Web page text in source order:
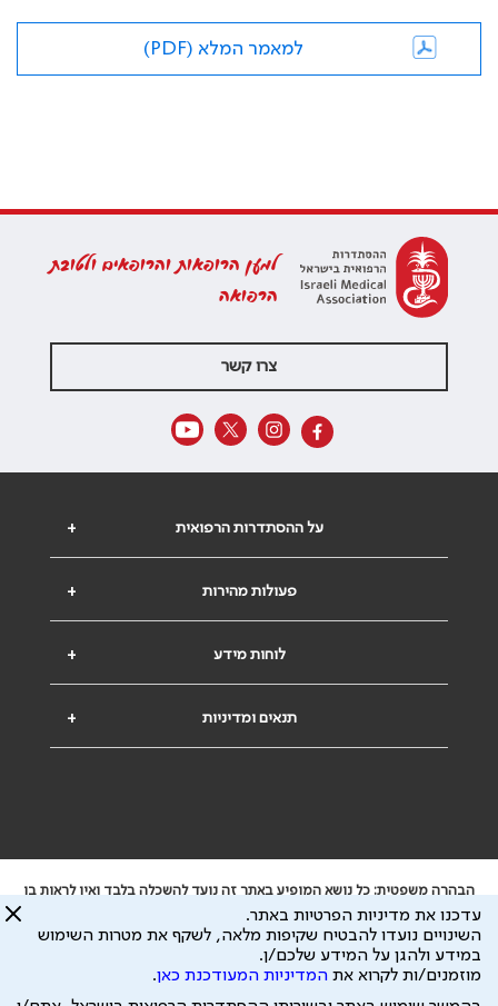
למאמר המלא (PDF)
למען הרופאות והרופאים ולטובת
הרפואה
צרו קשר
+ על ההסתדרות הרפואית
+ פעולות מהירות
+ לוחות מידע
+ תנאים ומדיניות
הבהרה משפטית: כל נושא המופיע באתר זה נועד להשכלה בלבד ואין לראות בו
ייעוץ רפואי או משפטי. אין הר"י אחראית לתוכן המתפרסם באתר זה ולכל נזק
שעלול להיגרם.
ידוע לי שהר"י אוספת ושומרת מידע אישי לצורך מתן השרות וכי חלק ממנו עשוי
להיות מועבר לצדדים שלישיים, הכל בכפוף למדיניות הפרטיות
עדכנו את מדיניות הפרטיות באתר.
השינויים נועדו להבטיח שקיפות מלאה, לשקף את מטרות השימוש
במידע ולהגן על המידע שלכם/ן.
מוזמנים/ות לקרוא את המדיניות המעודכנת כאן.